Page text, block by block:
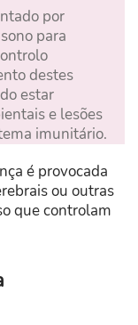
por
para
destes
estar
e lesões
imunitário.
é provocada
ou outras
que controlam